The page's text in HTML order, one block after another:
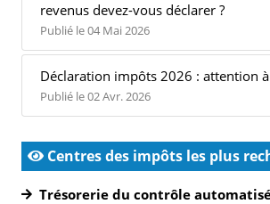
revenus devez-vous déclarer ?
Publié le 04 Mai 2026
Déclaration impôts 2026 : attention à
Publié le 02 Avr. 2026
Centres des impôts les plus
Trésorerie du contrôle